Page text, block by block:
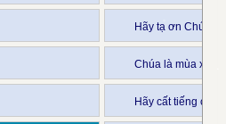
Hãy tạ ơn Chúa
Chúa là mùa
Hãy cất tiếng ca